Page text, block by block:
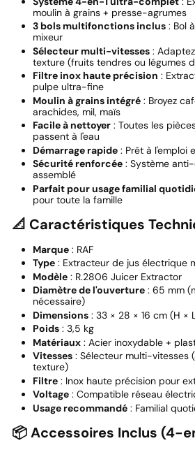
moulin à grains + presse-agrumes
3 bols multifonctions inclus : Bol
mixeur
Sélecteur multi-vitesses :
texture (fruits tendres ou légumes
Filtre inox haute précision :
pulpe ultra-fine
Moulin à grains intégré : Broyez
arachides, mil, maïs
Facile à nettoyer : Toutes les
passent à l'eau
Démarrage rapide : Prêt à l'emploi
Sécurité renforcée : Système
assemblé
Parfait pour usage familial
pour toute la famille
📐 Caractéristiques
Marque : RAF
Type : Extracteur de jus électrique
Modèle : R.2806 Juicer Extractor
Diamètre de l'ouverture : 65 mm
nécessaire)
Dimensions : 33 × 28 × 16 cm (H ×
Poids : 3,5 kg
Matériaux : Acier inoxydable +
Vitesses : Sélecteur multi-vitesses
texture)
Filtre : Inox haute précision pour
Voltage : Compatible réseau
Usage recommandé : Familial
📦 Accessoires Inclus (4-